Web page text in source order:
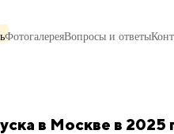
ФотогалереяВопросы и ответы
в Москве в